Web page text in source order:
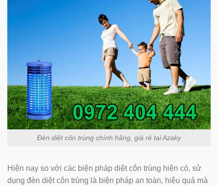
Đèn diệt côn trùng chính hãng, giá rẻ tại Azaky
Hiện nay so với các biện pháp diệt côn trùng hiện có, sử
dụng đèn diệt côn trùng là biện pháp an toàn, hiệu quả mà